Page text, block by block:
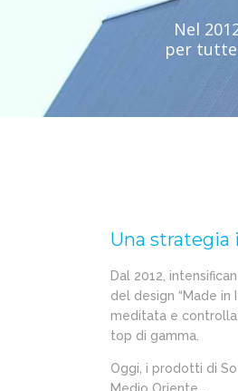
Nel
per tutte
Una strategia
Dal 2012,
del design “Made
meditata e
top di gamma.
Oggi, i prodotti di